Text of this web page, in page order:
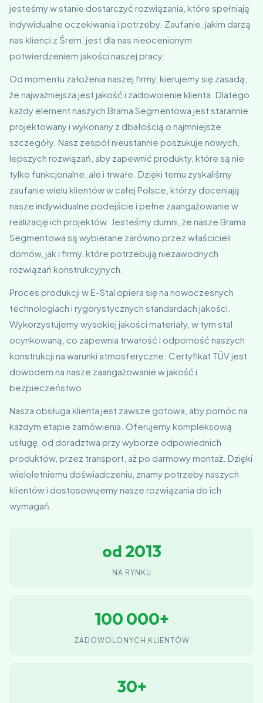
jesteśmy w stanie dostarczyć rozwiązania, które spełniają
indywidualne oczekiwania i potrzeby. Zaufanie, jakim darzą
nas klienci z Śrem, jest dla nas nieocenionym
potwierdzeniem jakości naszej pracy.
Od momentu założenia naszej firmy, kierujemy się zasadą,
że najważniejsza jest jakość i zadowolenie klienta. Dlatego
każdy element naszych Brama Segmentowa jest starannie
projektowany i wykonany z dbałością o najmniejsze
szczegóły. Nasz zespół nieustannie poszukuje nowych,
lepszych rozwiązań, aby zapewnić produkty, które są nie
tylko funkcjonalne, ale i trwałe. Dzięki temu zyskaliśmy
zaufanie wielu klientów w całej Polsce, którzy doceniają
nasze indywidualne podejście i pełne zaangażowanie w
realizację ich projektów. Jesteśmy dumni, że nasze Brama
Segmentowa są wybierane zarówno przez właścicieli
domów, jak i firmy, które potrzebują niezawodnych
rozwiązań konstrukcyjnych.
Proces produkcji w E-Stal opiera się na nowoczesnych
technologiach i rygorystycznych standardach jakości.
Wykorzystujemy wysokiej jakości materiały, w tym stal
ocynkowaną, co zapewnia trwałość i odporność naszych
konstrukcji na warunki atmosferyczne. Certyfikat TÜV jest
dowodem na nasze zaangażowanie w jakość i
bezpieczeństwo.
Nasza obsługa klienta jest zawsze gotowa, aby pomóc na
każdym etapie zamówienia. Oferujemy kompleksową
usługę, od doradztwa przy wyborze odpowiednich
produktów, przez transport, aż po darmowy montaż. Dzięki
wieloletniemu doświadczeniu, znamy potrzeby naszych
klientów i dostosowujemy nasze rozwiązania do ich
wymagań.
od 2013
NA RYNKU
100 000+
ZADOWOLONYCH KLIENTÓW
30+